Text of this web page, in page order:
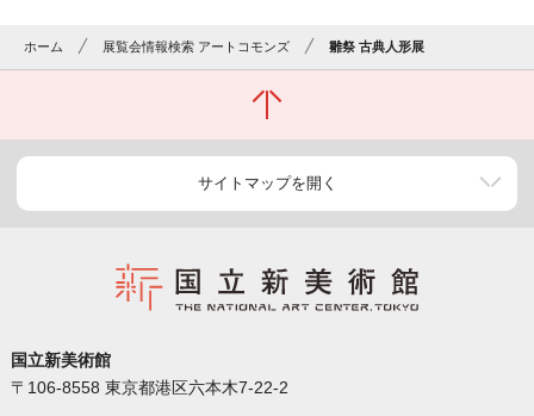
ホーム 展覧会情報検索 アートコモンズ 雛祭 古典人形展
サイトマップを開く
国立新美術館
〒106-8558 東京都港区六本木7-22-2